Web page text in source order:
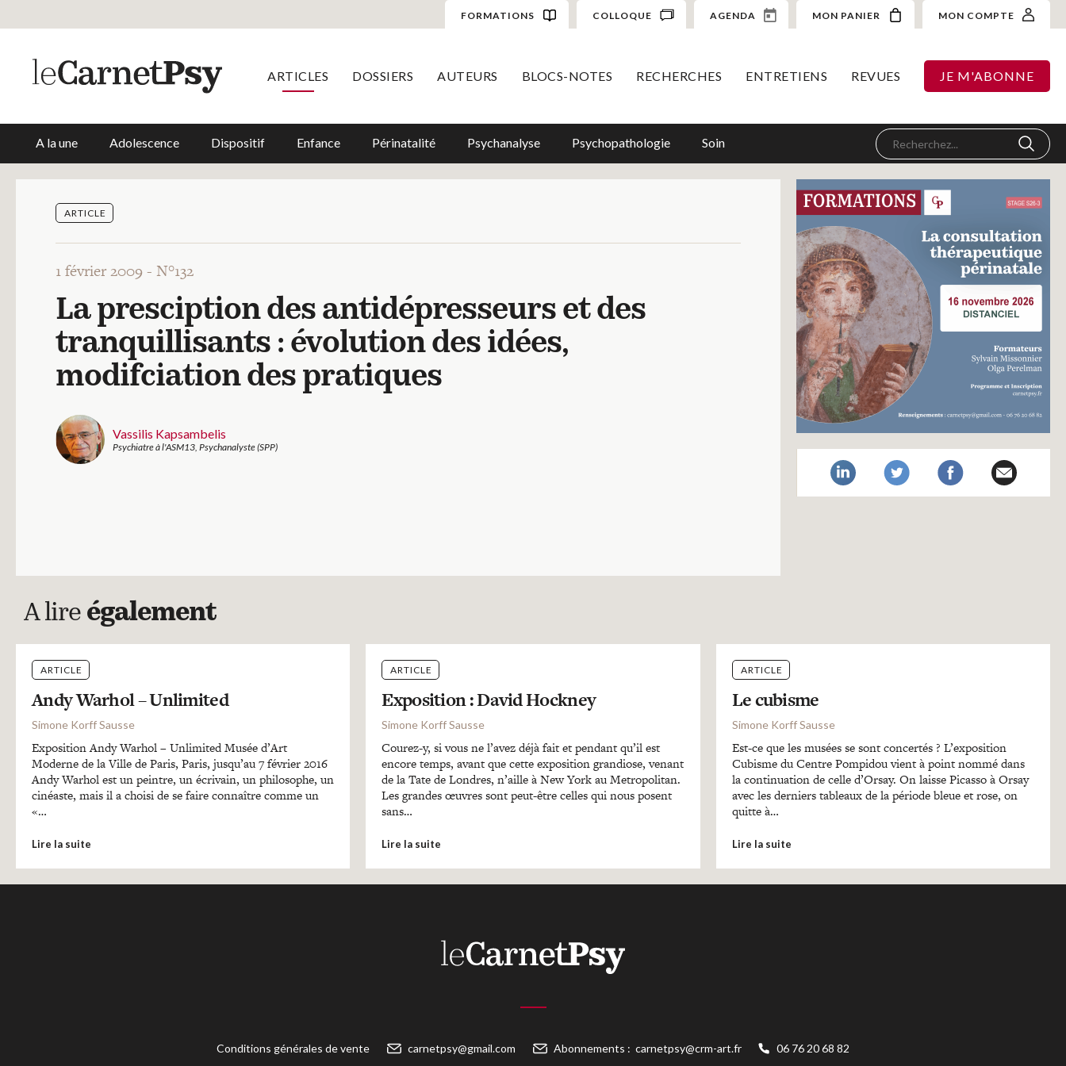
FORMATIONS COLLOQUE AGENDA MON PANIER MON COMPTE
ARTICLES DOSSIERS AUTEURS BLOCS-NOTES RECHERCHES ENTRETIENS REVUES JE M'ABONNE
A la une Adolescence Dispositif Enfance Périnatalité Psychanalyse Psychopathologie Soin
ARTICLE
1 février 2009 - N°132
La presciption des antidépresseurs et des
tranquillisants : évolution des idées,
modifciation des pratiques
Vassilis Kapsambelis
Psychiatre à l'ASM13, Psychanalyste (SPP)
A lire également
ARTICLE
Andy Warhol – Unlimited
Simone Korff Sausse
Exposition Andy Warhol – Unlimited Musée d’Art
Moderne de la Ville de Paris, Paris, jusqu’au 7 février 2016
Andy Warhol est un peintre, un écrivain, un philosophe, un
cinéaste, mais il a choisi de se faire connaître comme un
«…
Lire la suite
ARTICLE
Exposition : David Hockney
Simone Korff Sausse
Courez-y, si vous ne l’avez déjà fait et pendant qu’il est
encore temps, avant que cette exposition grandiose, venant
de la Tate de Londres, n’aille à New York au Metropolitan.
Les grandes œuvres sont peut-être celles qui nous posent
sans…
Lire la suite
ARTICLE
Le cubisme
Simone Korff Sausse
Est-ce que les musées se sont concertés ? L’exposition
Cubisme du Centre Pompidou vient à point nommé dans
la continuation de celle d’Orsay. On laisse Picasso à Orsay
avec les derniers tableaux de la période bleue et rose, on
quitte à…
Lire la suite
Conditions générales de vente carnetpsy@gmail.com Abonnements : carnetpsy@crm-art.fr 06 76 20 68 82